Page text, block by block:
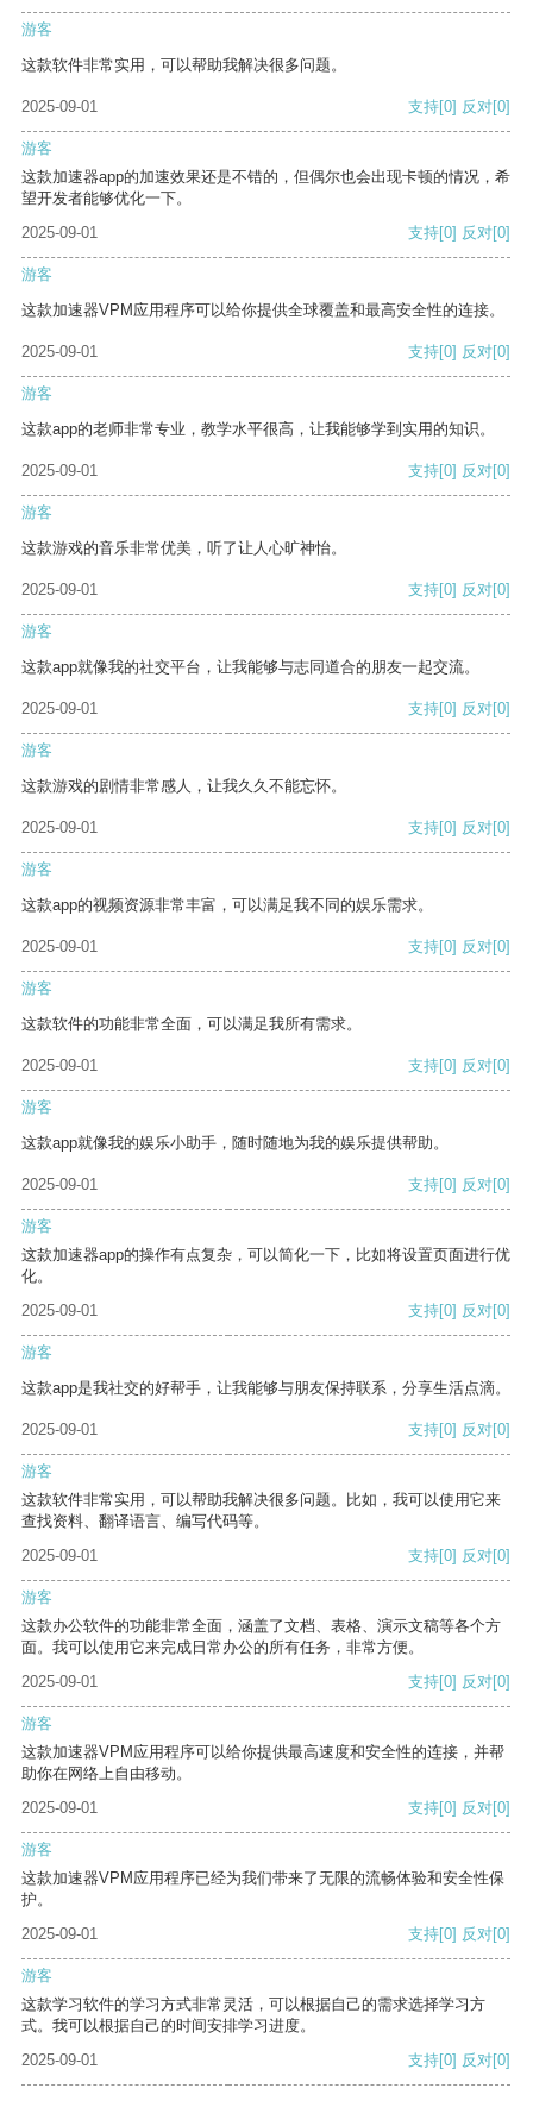
游客
这款软件非常实用，可以帮助我解决很多问题。
2025-09-01 支持[0] 反对[0]
游客
这款加速器app的加速效果还是不错的，但偶尔也会出现卡顿的情况，希
望开发者能够优化一下。
2025-09-01
支持[0] 反对[0]
游客
这款加速器VPM应用程序可以给你提供全球覆盖和最高安全性的连接。
2025-09-01 支持[0] 反对[0]
游客
这款app的老师非常专业，教学水平很高，让我能够学到实用的知识。
2025-09-01 支持[0] 反对[0]
游客
这款游戏的音乐非常优美，听了让人心旷神怡。
2025-09-01 支持[0] 反对[0]
游客
这款app就像我的社交平台，让我能够与志同道合的朋友一起交流。
2025-09-01 支持[0] 反对[0]
游客
这款游戏的剧情非常感人，让我久久不能忘怀。
2025-09-01 支持[0] 反对[0]
游客
这款app的视频资源非常丰富，可以满足我不同的娱乐需求。
2025-09-01 支持[0] 反对[0]
游客
这款软件的功能非常全面，可以满足我所有需求。
2025-09-01 支持[0] 反对[0]
游客
这款app就像我的娱乐小助手，随时随地为我的娱乐提供帮助。
2025-09-01 支持[0] 反对[0]
游客
这款加速器app的操作有点复杂，可以简化一下，比如将设置页面进行优
化。
2025-09-01
支持[0] 反对[0]
游客
这款app是我社交的好帮手，让我能够与朋友保持联系，分享生活点滴。
2025-09-01 支持[0] 反对[0]
游客
这款软件非常实用，可以帮助我解决很多问题。比如，我可以使用它来
查找资料、翻译语言、编写代码等。
2025-09-01
支持[0] 反对[0]
游客
这款办公软件的功能非常全面，涵盖了文档、表格、演示文稿等各个方
面。我可以使用它来完成日常办公的所有任务，非常方便。
2025-09-01
支持[0] 反对[0]
游客
这款加速器VPM应用程序可以给你提供最高速度和安全性的连接，并帮
助你在网络上自由移动。
2025-09-01
支持[0] 反对[0]
游客
这款加速器VPM应用程序已经为我们带来了无限的流畅体验和安全性保
护。
2025-09-01
支持[0] 反对[0]
游客
这款学习软件的学习方式非常灵活，可以根据自己的需求选择学习方
式。我可以根据自己的时间安排学习进度。
2025-09-01
支持[0] 反对[0]